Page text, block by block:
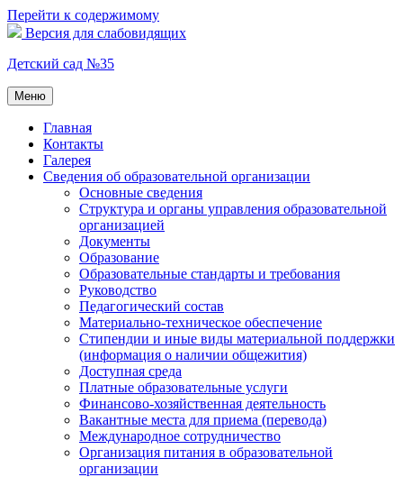
Перейти к содержимому
Версия для слабовидящих
Детский сад №35
Меню
Главная
Контакты
Галерея
Сведения об образовательной организации
Основные сведения
Структура и органы управления образовательной
организацией
Документы
Образование
Образовательные стандарты и требования
Руководство
Педагогический состав
Материально-техническое обеспечение
Стипендии и иные виды материальной поддержки
(информация о наличии общежития)
Доступная среда
Платные образовательные услуги
Финансово-хозяйственная деятельность
Вакантные места для приема (перевода)
Международное сотрудничество
Организация питания в образовательной
организации